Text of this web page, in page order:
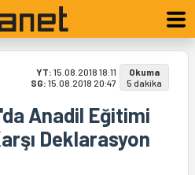
YT: 15.08.2018 18:11
SG: 15.08.2018 20:47
Okuma
5 dakika
Anadil Eğitimi
Deklarasyon